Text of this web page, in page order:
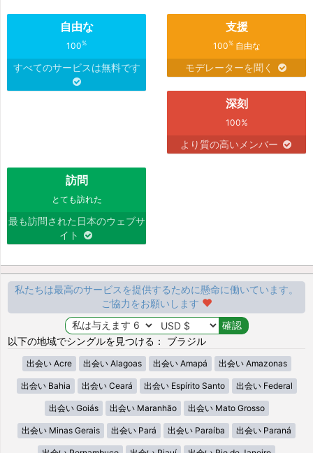
自由な
100%
すべてのサービスは無料です
支援
100%自由な
モデレーターを聞く
深刻
100%
より質の高いメンバー
訪問
とても訪れた
最も訪問された日本のウェブサ
イト
私たちは最高のサービスを提供するために懸命に働いています。
ご協力をお願いします
以下の地域でシングルを見つける： ブラジル
出会い Acre 出会い Alagoas 出会い Amapá 出会い Amazonas
出会い Bahia 出会い Ceará 出会い Espírito Santo 出会い Federal
出会い Goiás 出会い Maranhão 出会い Mato Grosso
出会い Minas Gerais 出会い Pará 出会い Paraíba 出会い Paraná